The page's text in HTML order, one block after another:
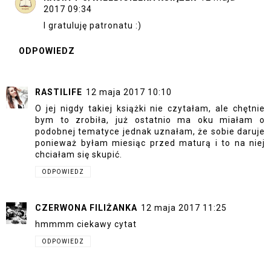
2017 09:34
I gratuluję patronatu :)
ODPOWIEDZ
RASTILIFE 12 maja 2017 10:10
O jej nigdy takiej książki nie czytałam, ale chętnie
bym to zrobiła, już ostatnio ma oku miałam o
podobnej tematyce jednak uznałam, że sobie daruje
ponieważ byłam miesiąc przed maturą i to na niej
chciałam się skupić.
ODPOWIEDZ
CZERWONA FILIŻANKA 12 maja 2017 11:25
hmmmm ciekawy cytat
ODPOWIEDZ